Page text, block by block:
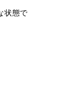
状態で